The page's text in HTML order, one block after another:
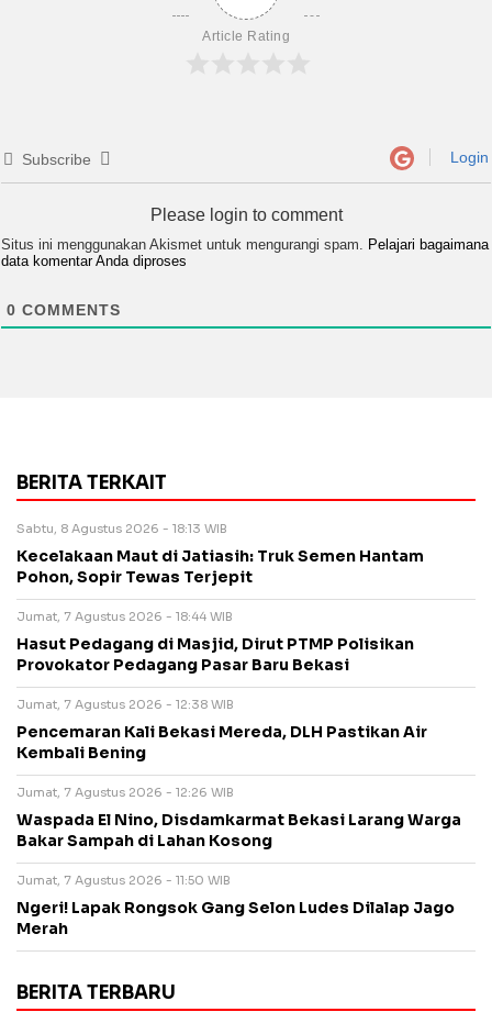
Article Rating
Subscribe Login
Please login to comment
Situs ini menggunakan Akismet untuk mengurangi spam. Pelajari bagaimana
data komentar Anda diproses
0 COMMENTS
BERITA TERKAIT
Sabtu, 8 Agustus 2026 - 18:13 WIB
Kecelakaan Maut di Jatiasih: Truk Semen Hantam
Pohon, Sopir Tewas Terjepit
Jumat, 7 Agustus 2026 - 18:44 WIB
Hasut Pedagang di Masjid, Dirut PTMP Polisikan
Provokator Pedagang Pasar Baru Bekasi
Jumat, 7 Agustus 2026 - 12:38 WIB
Pencemaran Kali Bekasi Mereda, DLH Pastikan Air
Kembali Bening
Jumat, 7 Agustus 2026 - 12:26 WIB
Waspada El Nino, Disdamkarmat Bekasi Larang Warga
Bakar Sampah di Lahan Kosong
Jumat, 7 Agustus 2026 - 11:50 WIB
Ngeri! Lapak Rongsok Gang Selon Ludes Dilalap Jago
Merah
BERITA TERBARU